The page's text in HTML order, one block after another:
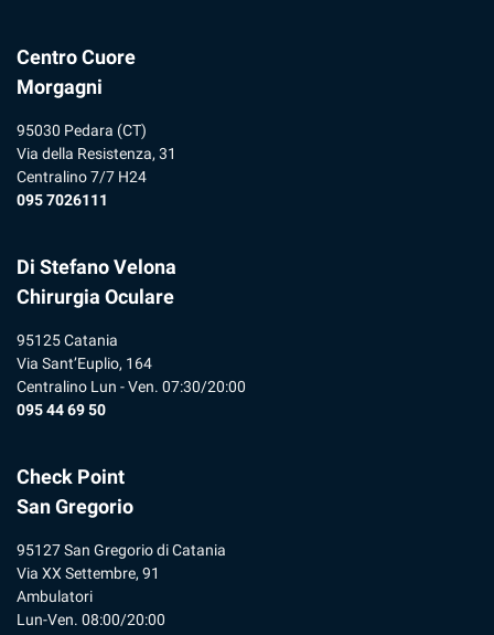
Centro Cuore
Morgagni
95030 Pedara (CT)
Via della Resistenza, 31
Centralino 7/7 H24
095 7026111
Di Stefano Velona
Chirurgia Oculare
95125 Catania
Via Sant’Euplio, 164
Centralino Lun - Ven. 07:30/20:00
095 44 69 50
Check Point
San Gregorio
95127 San Gregorio di Catania
Via XX Settembre, 91
Ambulatori
Lun-Ven. 08:00/20:00